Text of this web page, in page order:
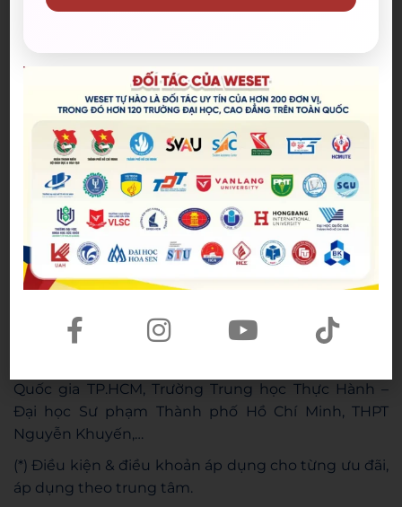
tiếng Anh được tổ chức hàng tuần hỗ trợ học viên
tự tin hơn trong việc học và giao tiếp
👉 Đối tác uy tín của Hội đồng Anh và IDP
👉 Giảm lệ phí thi IELTS lên tới 500.000 đồng khi
đăng ký qua WESEt (*)
👉 Được tài trợ 1 lần phí thi IELTS tại Hội đồng Anh
và IDP (*)
👉 Hỗ trợ trả góp học phí – lãi suất 0%
👉 Là đối tác lớn của Hội sinh viên Việt Nam, Thành
lớn như Đại học Văn Lang, Đại học Hoa Sen, Đại học
Tôn Đức Thắng,…; các trường THCS – THPT trọng
Quốc gia TP.HCM, Trường Trung học Thực Hành –
Đại học Sư phạm Thành phố Hồ Chí Minh, THPT
Nguyễn Khuyến,…
(*) Điều kiện & điều khoản áp dụng cho từng ưu đãi,
áp dụng theo trung tâm.